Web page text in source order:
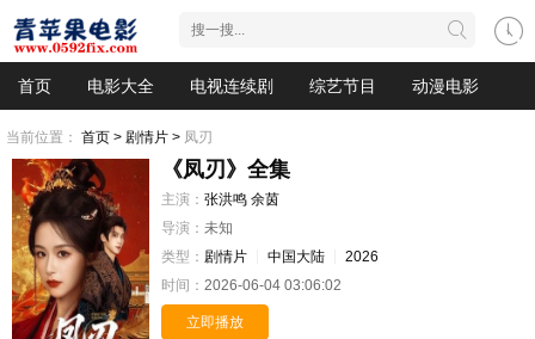
首页 电影大全 电视连续剧 综艺节目 动漫电影
当前位置： 首页 > 剧情片 > 凤刃
《凤刃》全集
主演： 张洪鸣 余茵
导演： 未知
类型： 剧情片 中国大陆
2026
时间： 2026-06-04 03:06:02
立即播放